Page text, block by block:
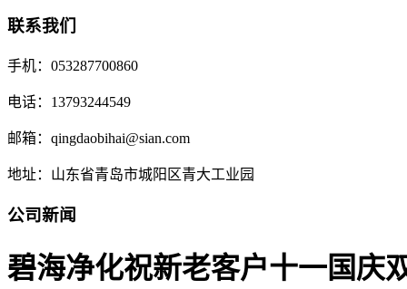
联系我们
手机：053287700860
电话：13793244549
邮箱：qingdaobihai@sian.com
地址：山东省青岛市城阳区青大工业园
公司新闻
碧海净化祝新老客户十一国庆